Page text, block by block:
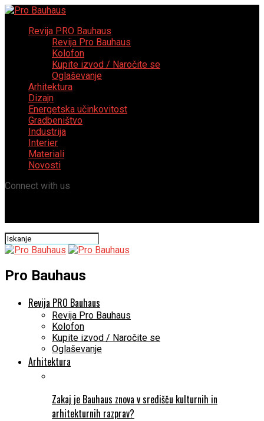
Revija PRO Bauhaus
Revija Pro Bauhaus
Kolofon
Kupite izvod / Naročite se
Oglaševanje
Arhitektura
Dizajn
Energetska učinkovitost
Gradbeništvo
Industrija
Interier
Materiali
Novosti
Connect with us
Pro Bauhaus
Revija PRO Bauhaus
Revija Pro Bauhaus
Kolofon
Kupite izvod / Naročite se
Oglaševanje
Arhitektura
Zakaj je Bauhaus znova v središču kulturnih in
arhitekturnih razprav?